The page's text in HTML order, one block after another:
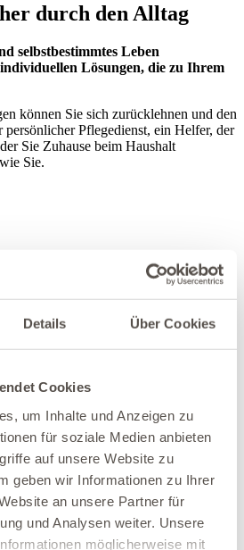
Details Über Cookies
Cookies
um Inhalte und Anzeigen zu
für soziale Medien anbieten
auf unsere Website zu
geben wir Informationen zu Ihrer
an unsere Partner für
und Analysen weiter. Unsere
möglicherweise mit
durch den Alltag
selbstbestimmtes Leben
Lösungen, die zu Ihrem
können Sie sich zurücklehnen und den
persönlicher Pflegedienst, ein Helfer, der
Sie Zuhause beim Haushalt
Sie.
oder unsere Angehörigen gut umsorgt
mich unterstützen? In diesem Bereich
der für Sie besten Lösung schauen.
sich mit präventiven Maßnahmen
ein. Wir vermitteln Ihnen
Rehabilitationsmaßnahmen für jede
Ihnen im Krankheitsfall z.B. mit
Beratungen rund um das Thema